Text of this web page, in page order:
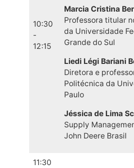
10:30
-
12:15
Marcia Cristina
Professora titular
da Universidade
Grande do Sul
Liedi Légi Bariani
Diretora e
Politécnica da
Paulo
Jéssica de Lima
Supply
John Deere Brasil
11:30